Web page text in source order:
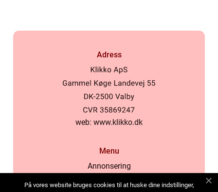
Adress
web: www.klikko.dk
Menu
Annonsering
På vores website bruges cookies til at huske dine indstillinger,